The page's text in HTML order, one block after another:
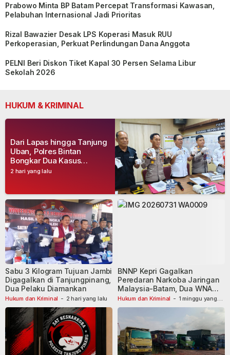
Prabowo Minta BP Batam Percepat Transformasi Kawasan,
Pelabuhan Internasional Jadi Prioritas
Rizal Bawazier Desak LPS Koperasi Masuk RUU
Perkoperasian, Perkuat Perlindungan Dana Anggota
PELNI Beri Diskon Tiket Kapal 30 Persen Selama Libur
Sekolah 2026
HUKUM & KRIMINAL
2 hari yang lalu
Dari Lapas hingga Tanjung
Uban, Polres Bintan
Bongkar Dua Kasus
Narkoba, Empat Tersangka
Hukum dan Kriminal - 2 hari yang lalu
Sabu 3 Kilogram Tujuan Jambi
Digagalkan di Tanjungpinang,
Dua Pelaku Diamankan
Hukum dan Kriminal - 1 minggu yang
BNNP Kepri Gagalkan
Peredaran Narkoba Jaringan
Malaysia-Batam, Dua WNA
Masih Diburu